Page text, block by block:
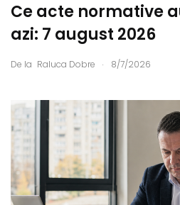
Ce acte normative
azi: 7 august 2026
De la Raluca Dobre . 8/7/2026